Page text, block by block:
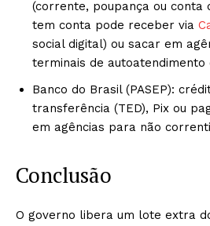
(corrente, poupança ou conta
tem conta pode receber via
social digital) ou sacar em
terminais de autoatendimento
Banco do Brasil (PASEP):
transferência (TED), Pix ou
em agências para não
Conclusão
O governo libera um lote extra